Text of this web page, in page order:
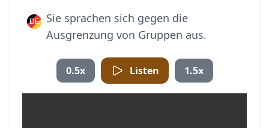
Sie sprachen sich gegen die
Ausgrenzung von Gruppen aus.
0.5x Listen 1.5x